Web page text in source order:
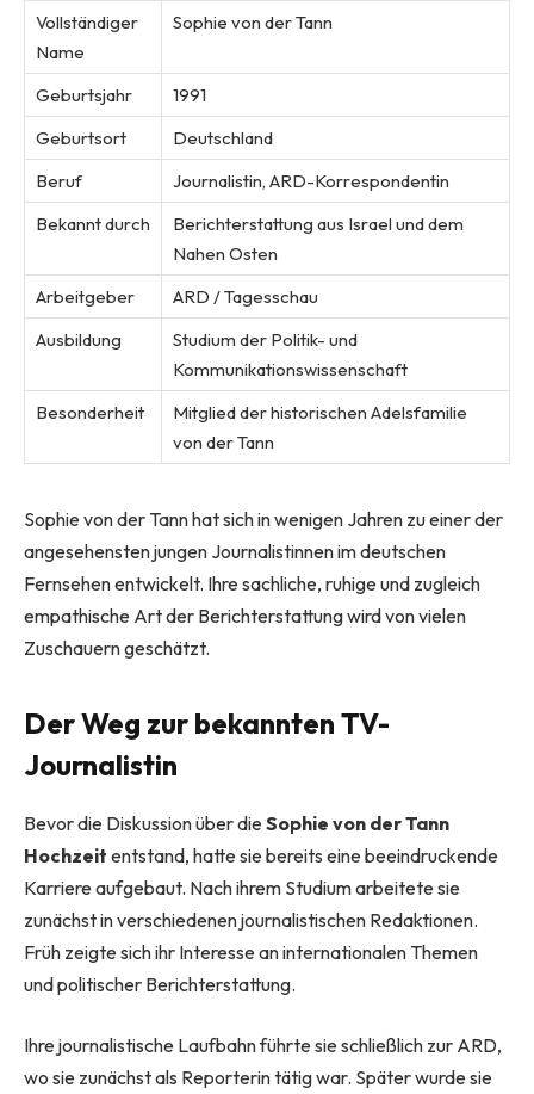
Vollständiger
Name
Sophie von der Tann
Geburtsjahr
1991
Geburtsort
Deutschland
Beruf
Journalistin, ARD-Korrespondentin
Bekannt durch
Berichterstattung aus Israel und dem
Nahen Osten
Arbeitgeber
ARD / Tagesschau
Ausbildung
Studium der Politik- und
Kommunikationswissenschaft
Besonderheit
Mitglied der historischen Adelsfamilie
von der Tann
Sophie von der Tann hat sich in wenigen Jahren zu einer der
angesehensten jungen Journalistinnen im deutschen
Fernsehen entwickelt. Ihre sachliche, ruhige und zugleich
empathische Art der Berichterstattung wird von vielen
Zuschauern geschätzt.
Der Weg zur bekannten TV-
Journalistin
Bevor die Diskussion über dieSophie von der Tann
Hochzeit entstand, hatte sie bereits eine beeindruckende
Karriere aufgebaut. Nach ihrem Studium arbeitete sie
zunächst in verschiedenen journalistischen Redaktionen.
Früh zeigte sich ihr Interesse an internationalen Themen
und politischer Berichterstattung.
Ihre journalistische Laufbahn führte sie schließlich zur ARD,
wo sie zunächst als Reporterin tätig war. Später wurde sie